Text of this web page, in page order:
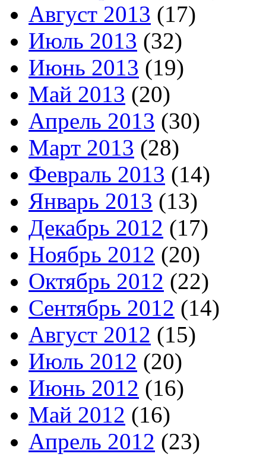
Август 2013 (17)
Июль 2013 (32)
Июнь 2013 (19)
Май 2013 (20)
Апрель 2013 (30)
Март 2013 (28)
Февраль 2013 (14)
Январь 2013 (13)
Декабрь 2012 (17)
Ноябрь 2012 (20)
Октябрь 2012 (22)
Сентябрь 2012 (14)
Август 2012 (15)
Июль 2012 (20)
Июнь 2012 (16)
Май 2012 (16)
Апрель 2012 (23)